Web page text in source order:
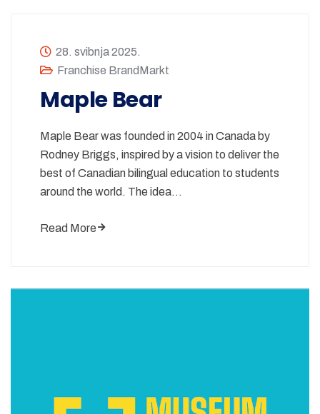
28. svibnja 2025.
Franchise BrandMarkt
Maple Bear
Maple Bear was founded in 2004 in Canada by
Rodney Briggs, inspired by a vision to deliver the
best of Canadian bilingual education to students
around the world. The idea…
Read More